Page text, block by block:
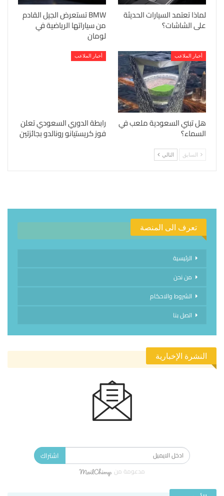
لماذا تعتمد السيارات الحديثة
على الشاشات؟
BMW تستعرض الجيل القادم
من سياراتها الرياضية في
لومان
أخبار الملاعب
هل تبني السعودية ملعب في
السماء؟
أخبار الملاعب
رابطة الدوري السعودي تعلن
فوز كريستيانو رونالدو بجائزتين
السابق التالي
تعرف الى المنصة
الرئيسية
من نحن
الشروط والاحكام
اتصل بنا
النشرة الإخبارية
اشتراك
مدعومة من